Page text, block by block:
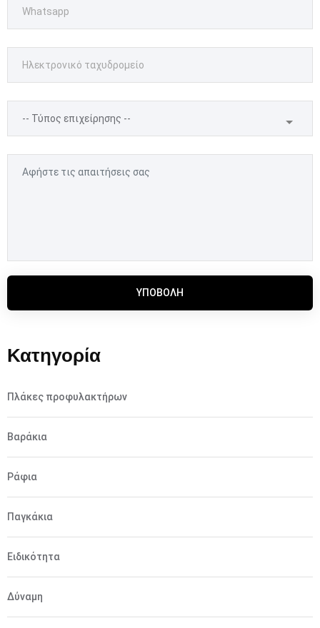
ΥΠΟΒΟΛΉ
Κατηγορία
Πλάκες προφυλακτήρων
Βαράκια
Ράφια
Παγκάκια
Ειδικότητα
Δύναμη